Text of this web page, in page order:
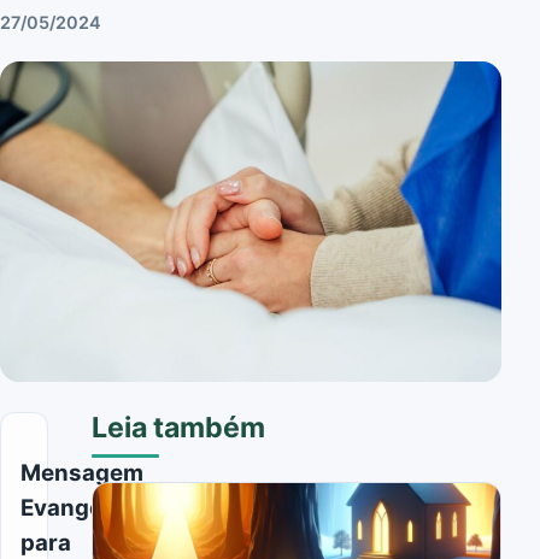
27/05/2024
Mensagem
Evangélica
para
Leia também